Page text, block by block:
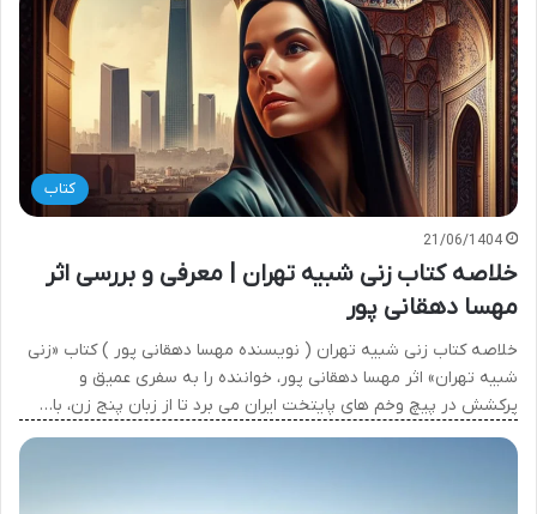
کتاب
21/06/1404
خلاصه کتاب زنی شبیه تهران | معرفی و بررسی اثر
مهسا دهقانی پور
خلاصه کتاب زنی شبیه تهران ( نویسنده مهسا دهقانی پور ) کتاب «زنی
شبیه تهران» اثر مهسا دهقانی پور، خواننده را به سفری عمیق و
پرکشش در پیچ وخم های پایتخت ایران می برد تا از زبان پنج زن، با…